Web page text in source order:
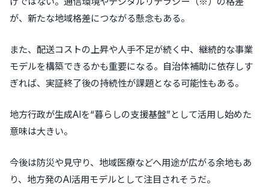
が、新たな地域格差につながる懸念もある。
また、配送コストの上昇や人手不足が続く中、継続的な事業
モデルを構築できるかも重要になる。自治体補助に依存しす
ぎれば、実証終了後の持続性が課題となる可能性もある。
地方行政が生成AIを“暮らしの支援基盤”として活用し始めた
意味は大きい。
今後は防災や見守り、地域医療などへ用途が広がる余地もあ
り、地方発のAI活用モデルとして注目されそうだ。